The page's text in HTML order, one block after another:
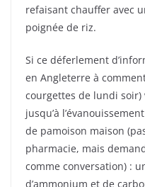
refaisant chauffer avec
poignée de riz.
Si ce déferlement
en Angleterre à
courgettes de lundi
jusqu’à
de pamoison maison
pharmacie, mais
comme conversation) :
d’ammonium et de